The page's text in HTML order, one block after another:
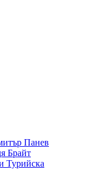
Панев
Брайт
Турийска